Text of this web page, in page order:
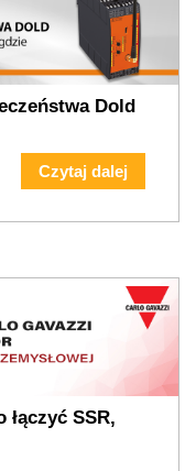
Dold
Czytaj dalej
SSR,